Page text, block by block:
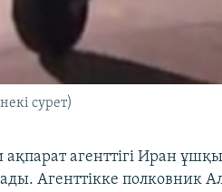
сурет)
агенттігі Иран
Агенттікке полковник